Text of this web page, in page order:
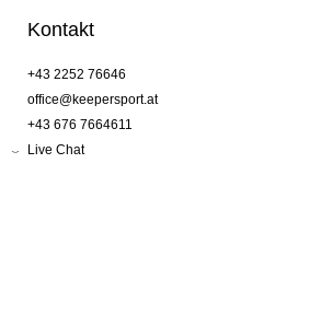
Kontakt
+43 2252 76646
office@keepersport.at
+43 676 7664611
Live Chat